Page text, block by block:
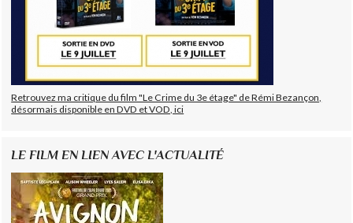
Retrouvez ma critique du film "Le Crime du 3e étage" de Rémi Bezançon,
désormais disponible en DVD et VOD, ici
LE FILM EN LIEN AVEC L'ACTUALITÉ